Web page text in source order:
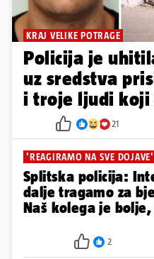
KRAJ VELIKE POTRAGE
Policija je
uz sredstva
i troje ljudi koji
21
'REAGIRAMO NA SVE DOJAVE'
Splitska policija:
dalje tragamo za
Naš kolega je
2